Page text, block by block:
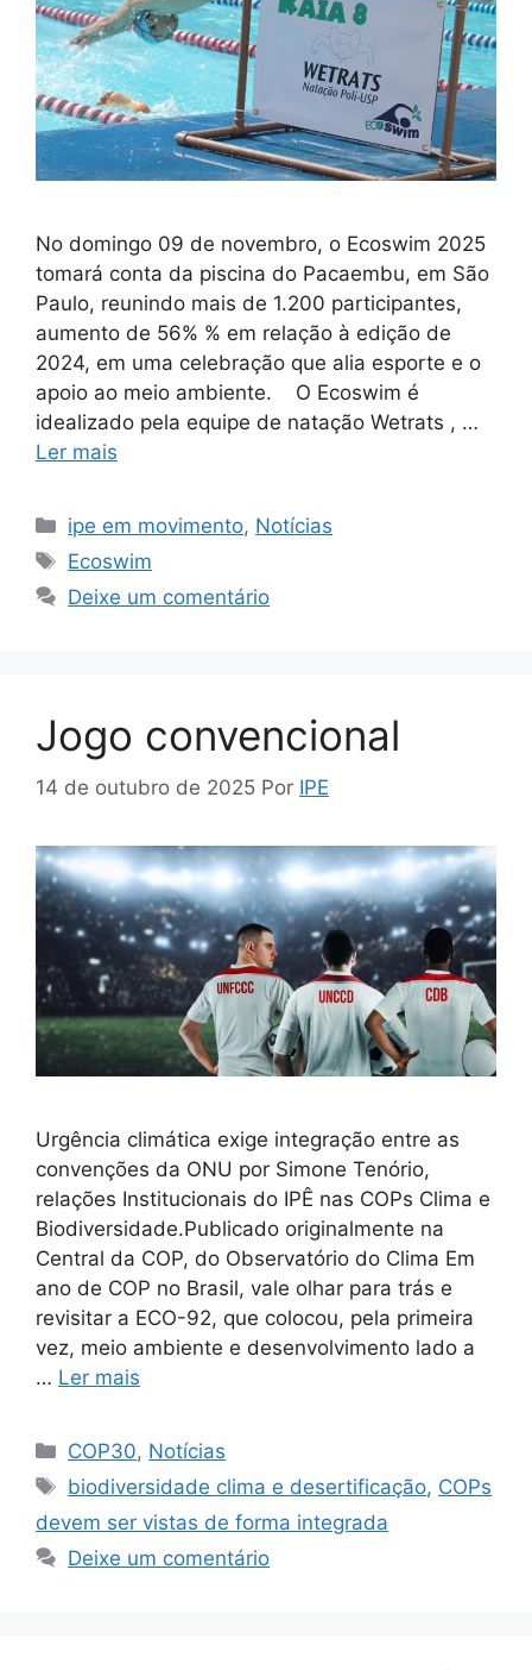
No domingo 09 de novembro, o Ecoswim 2025
tomará conta da piscina do Pacaembu, em São
Paulo, reunindo mais de 1.200 participantes,
aumento de 56% % em relação à edição de
2024, em uma celebração que alia esporte e o
apoio ao meio ambiente. O Ecoswim é
idealizado pela equipe de natação Wetrats , …
Ler mais
ipe em movimento, Notícias
Ecoswim
Deixe um comentário
Jogo convencional
14 de outubro de 2025 Por IPE
Urgência climática exige integração entre as
convenções da ONU por Simone Tenório,
relações Institucionais do IPÊ nas COPs Clima e
Biodiversidade.Publicado originalmente na
Central da COP, do Observatório do Clima Em
ano de COP no Brasil, vale olhar para trás e
revisitar a ECO-92, que colocou, pela primeira
vez, meio ambiente e desenvolvimento lado a
… Ler mais
COP30, Notícias
biodiversidade clima e desertificação, COPs
devem ser vistas de forma integrada
Deixe um comentário